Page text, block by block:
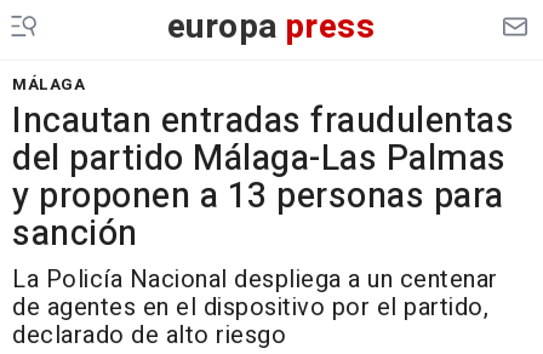
europa press
MÁLAGA
Incautan entradas fraudulentas
del partido Málaga-Las Palmas
y proponen a 13 personas para
sanción
La Policía Nacional despliega a un centenar
de agentes en el dispositivo por el partido,
declarado de alto riesgo